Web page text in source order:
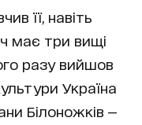
її, навіть
має три вищі
разу вийшов
Україна
Білоножків —